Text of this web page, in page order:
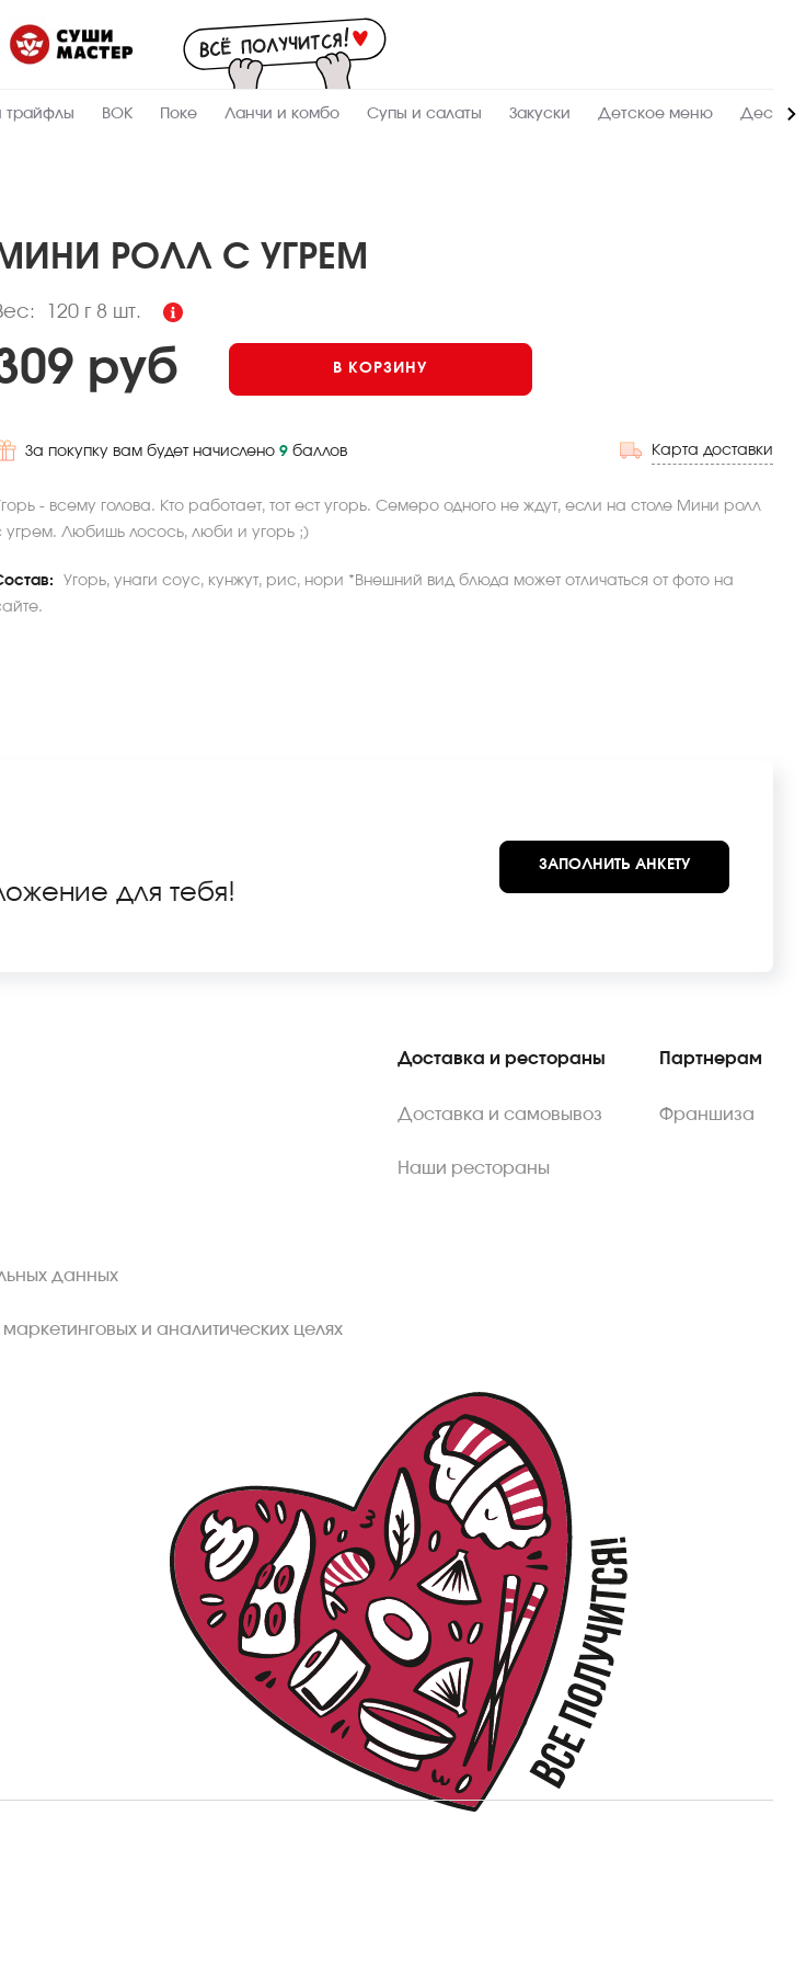
трайфлы ВОК Поке Ланчи и комбо Супы и салаты Закуски Детское меню
РОЛЛ С УГРЕМ
120 г8 шт.
Пищевая
120 Вес, г
238.5
Ккал
руб В КОРЗИНУ
За покупку вам будет начислено 9 баллов Карта доставки
- всему голова. Кто работает, тот ест угорь. Семеро одного не ждут, если на столе Мини ролл
угрем. Любишь лосось, люби и угорь ;)
Угорь, унаги соус, кунжут, рис, нори *Внешний вид блюда может отличаться от фото на
для тебя!
ЗАПОЛНИТЬ АНКЕТУ
данных
и аналитических целях
Доставка и рестораны
Доставка и самовывоз
Наши рестораны
Партнерам
Франшиза